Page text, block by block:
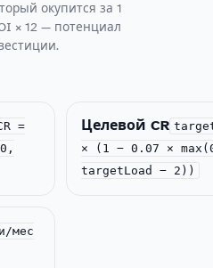
окупится за 1
× 12 — потенциал
=
Целевой CR
× (1 − 0.07 ×
targetLoad − 2))
мес